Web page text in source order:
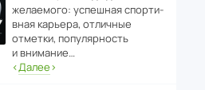
жела­е­мого: успе­шная спор­ти­
вная карьера, отли­чные
отметки, попу­ля­р­ность
и внимание…
‹Далее›